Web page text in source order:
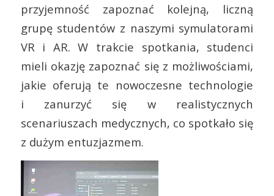
przyjemność zapoznać kolejną, liczną
grupę studentów z naszymi symulatorami
VR i AR. W trakcie spotkania, studenci
mieli okazję zapoznać się z możliwościami,
jakie oferują te nowoczesne technologie
i zanurzyć się w realistycznych
scenariuszach medycznych, co spotkało się
z dużym entuzjazmem.